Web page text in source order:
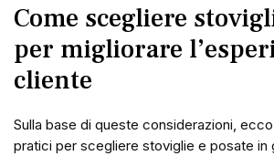
Come scegliere
per migliorare
cliente
Sulla base di queste considerazioni,
pratici per scegliere stoviglie e posate in